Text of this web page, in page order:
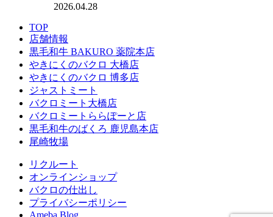
2026.04.28
TOP
店舗情報
黒毛和牛 BAKURO 薬院本店
やきにくのバクロ 大橋店
やきにくのバクロ 博多店
ジャストミート
バクロミート大橋店
バクロミートららぽーと店
黒毛和牛のばくろ 鹿児島本店
尾崎牧場
リクルート
オンラインショップ
バクロの仕出し
プライバシーポリシー
Ameba Blog